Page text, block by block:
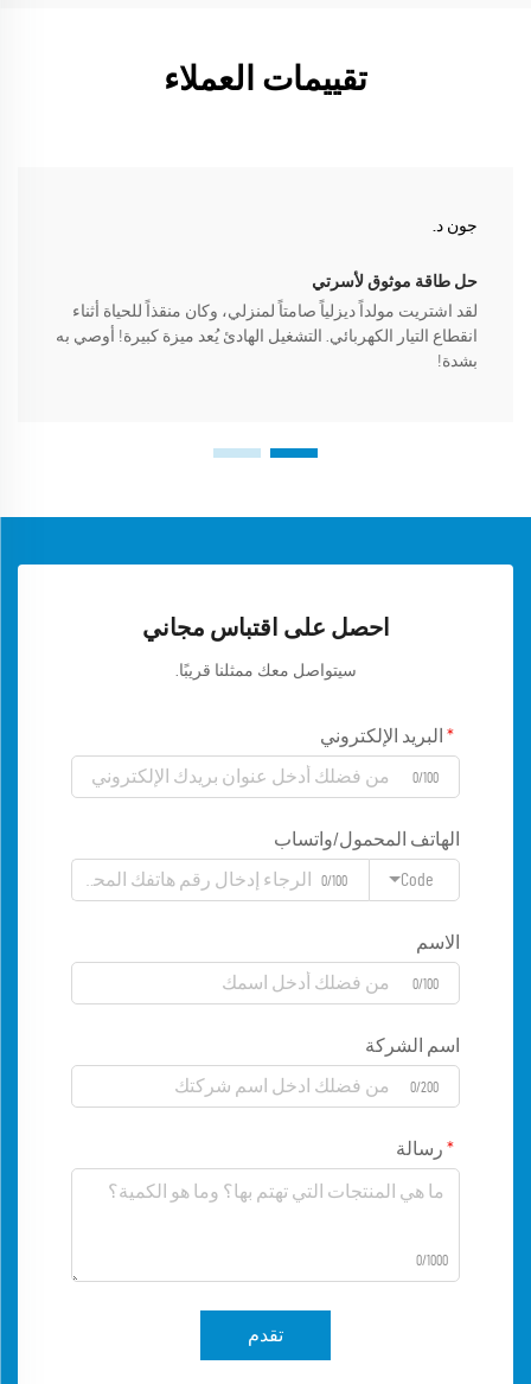
تقييمات العملاء
جون د.
حل طاقة موثوق لأسرتي
لقد اشتريت مولداً ديزلياً صامتاً لمنزلي، وكان منقذاً للحياة أثناء
انقطاع التيار الكهربائي. التشغيل الهادئ يُعد ميزة كبيرة! أوصي به
بشدة!
احصل على اقتباس مجاني
سيتواصل معك ممثلنا قريبًا.
البريد الإلكتروني
0/100
الهاتف المحمول/واتساب
Code
0/100
الاسم
0/100
اسم الشركة
0/200
رسالة
0/1000
تقدم